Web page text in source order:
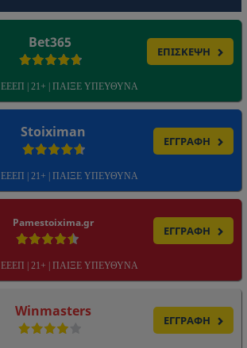
Bet365
ΕΠΙΣΚΕΨΗ
ΕΕΕΠ | 21+ | ΠΑΙΞΕ ΥΠΕΥΘΥΝΑ
Stoiximan
ΕΓΓΡΑΦΗ
ΕΕΕΠ | 21+ | ΠΑΙΞΕ ΥΠΕΥΘΥΝΑ
Pamestoixima.gr
ΕΓΓΡΑΦΗ
ΕΕΕΠ | 21+ | ΠΑΙΞΕ ΥΠΕΥΘΥΝΑ
Winmasters
ΕΓΓΡΑΦΗ